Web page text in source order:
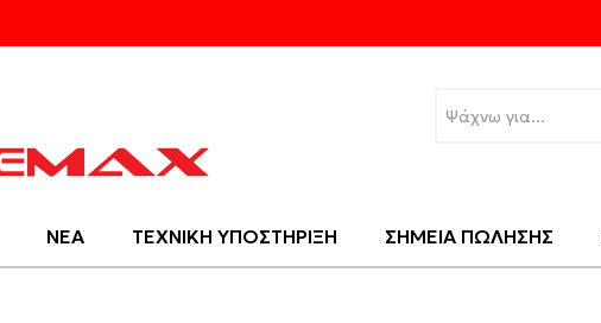
ΝΕΑ ΤΕΧΝΙΚΗ ΥΠΟΣΤΗΡΙΞΗ ΣΗΜΕΙΑ ΠΩΛΗΣΗΣ